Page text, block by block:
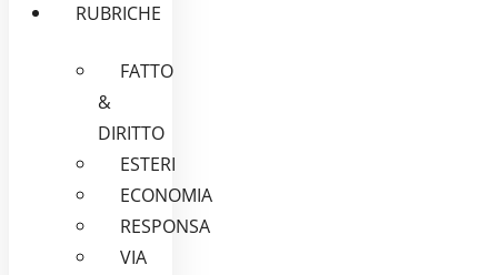
RUBRICHE
FATTO
&
DIRITTO
ESTERI
ECONOMIA
RESPONSA
VIA